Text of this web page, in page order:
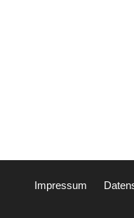
Impressum